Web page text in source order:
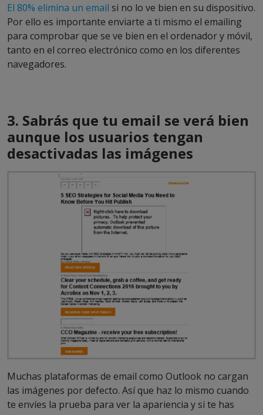
El 80% elimina un email si no lo ve bien en su dispositivo.
Por ello es importante enviarte a ti mismo el emailing
para comprobar que se ve bien en el ordenador y móvil,
tanto en el correo electrónico como en los diferentes
navegadores.
3. Sabrás que tu email se verá bien
aunque los usuarios tengan
desactivadas las imágenes
Muchas plataformas de email como Outlook no cargan
las imágenes por defecto. Así que haz lo mismo cuando
te envíes la prueba para ver la apariencia y si te has